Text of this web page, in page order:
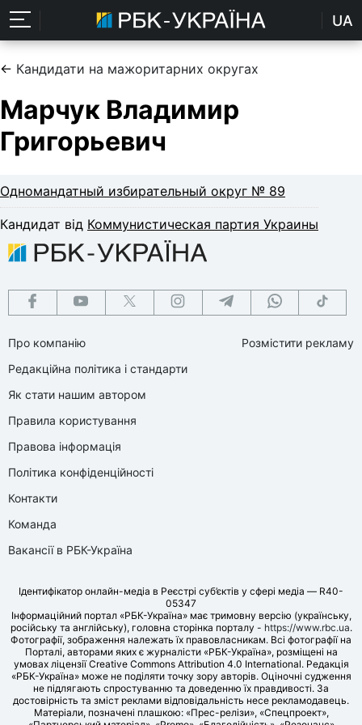
UA
← Кандидати на мажоритарних округах
Марчук Владимир
Григорьевич
Одномандатный избирательный округ № 89
Кандидат від Коммунистическая партия Украины
Про компанію
Редакційна політика і стандарти
Як стати нашим автором
Правила користування
Правова інформація
Політика конфіденційності
Контакти
Команда
Вакансії в РБК-Україна
Розмістити рекламу
Ідентифікатор онлайн-медіа в Реєстрі суб’єктів у сфері медіа — R40-
05347
Інформаційний портал «РБК-Україна» має тримовну версію (українську,
російську та англійську), головна сторінка порталу - https://www.rbc.ua.
Фотографії, зображення належать їх правовласникам. Всі фотографії на
Порталі, авторами яких є журналісти «РБК-Україна», розміщені на
умовах ліцензії Creative Commons Attribution 4.0 International. Редакція
«РБК-Україна» може не поділяти точку зору авторів. Оціночні судження
не підлягають спростуванню та доведенню їх правдивості. За
достовірність та зміст реклами відповідальність несе рекламодавець.
Матеріали, позначені плашкою: «Прес-релізи», «Спецпроект»,